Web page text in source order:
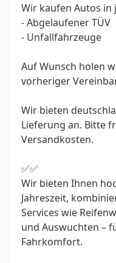
Wir kaufen Autos in
- Abgelaufener TÜV
- Unfallfahrzeuge
Auf Wunsch holen
vorheriger
Wir bieten
Lieferung an. Bitte
Versandkosten.
✅✅
Wir bieten Ihnen
Jahreszeit,
Services wie
und Auswuchten –
Fahrkomfort.